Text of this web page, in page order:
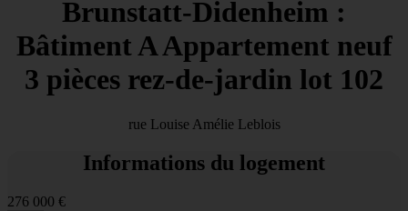
Brunstatt-Didenheim :
Bâtiment A Appartement neuf
3 pièces rez-de-jardin lot 102
rue Louise Amélie Leblois
Informations du logement
276 000 €